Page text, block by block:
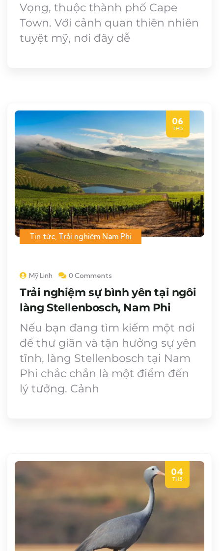
Vọng, thuộc thành phố Cape
Town. Với cảnh quan thiên nhiên
tuyệt mỹ, nơi đây dễ
06
TH5
Tin tức, Trải nghiệm Nam Phi
Mỹ Linh 0 Comments
Trải nghiệm sự bình yên tại ngôi
làng Stellenbosch, Nam Phi
Nếu bạn đang tìm kiếm một nơi
để thư giãn và tận hưởng sự yên
tĩnh, làng Stellenbosch tại Nam
Phi chắc chắn là một điểm đến
lý tưởng. Cảnh
04
TH5